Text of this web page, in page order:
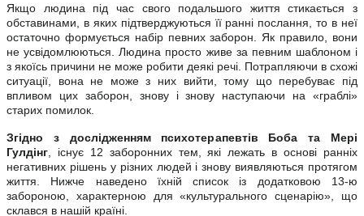
Якщо людина під час свого подальшого життя стикається з
обставинами, в яких підтверджуються її ранні послання, то в неї
остаточно формується набір певних заборон. Як правило, вони
не усвідомлюються. Людина просто живе за певним шаблоном і
з якоїсь причини не може робити деякі речі. Потрапляючи в схожі
ситуації, вона не може з них вийти, тому що перебуває під
впливом цих заборон, знову і знову наступаючи на «граблі»
старих помилок.
Згідно з дослідженням психотерапевтів Боба та Мері
Гулдінг , існує 12 заборонних тем, які лежать в основі ранніх
негативних рішень у різних людей і знову виявляються протягом
життя. Нижче наведено їхній список із додатковою 13-ю
забороною, характерною для «культурального сценарію», що
склався в нашій країні.